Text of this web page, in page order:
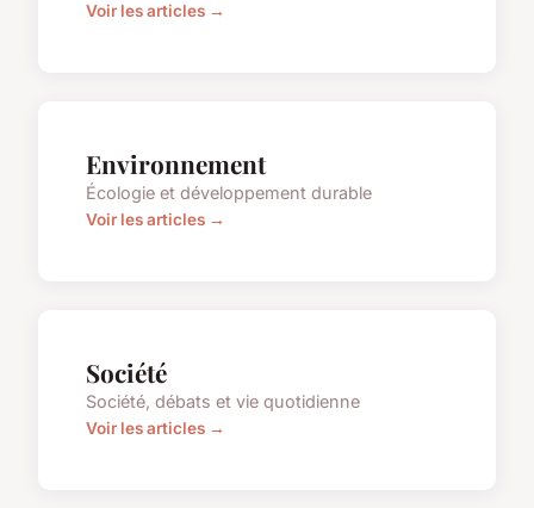
Voir les articles →
Environnement
Écologie et développement durable
Voir les articles →
Société
Société, débats et vie quotidienne
Voir les articles →